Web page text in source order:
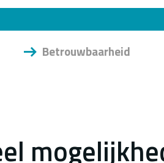
Betrouwbaarheid